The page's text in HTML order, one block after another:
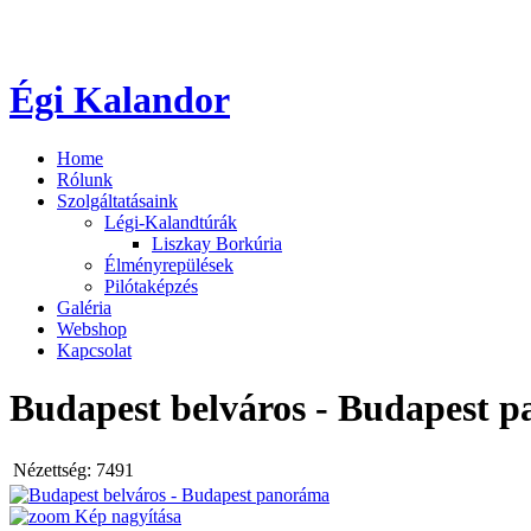
Égi Kalandor
Home
Rólunk
Szolgáltatásaink
Légi-Kalandtúrák
Liszkay Borkúria
Élményrepülések
Pilótaképzés
Galéria
Webshop
Kapcsolat
Budapest belváros - Budapest
Nézettség: 7491
Kép nagyítása